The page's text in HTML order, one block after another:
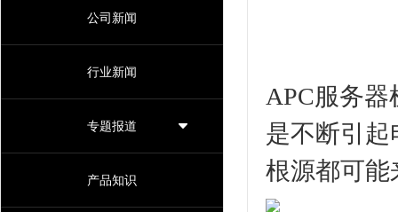
公司新闻
行业新闻
专题报道
产品知识
APC服务
是不断引
根源都可能